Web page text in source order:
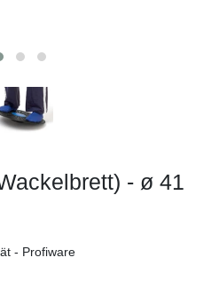
- ø 41
- Profiware